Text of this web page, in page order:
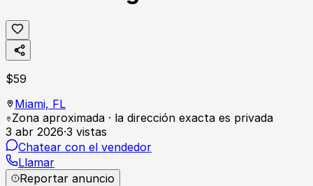
$59
Miami, FL
Zona aproximada · la dirección exacta es privada
3 abr 2026·3 vistas
Chatear con el vendedor
Llamar
Reportar anuncio